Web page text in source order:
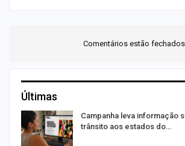
Comentários estão fechados.
Últimas
Campanha leva informação
trânsito aos estados do…